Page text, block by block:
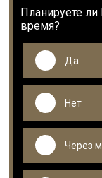
Планируете
время?
Да
Нет
Через